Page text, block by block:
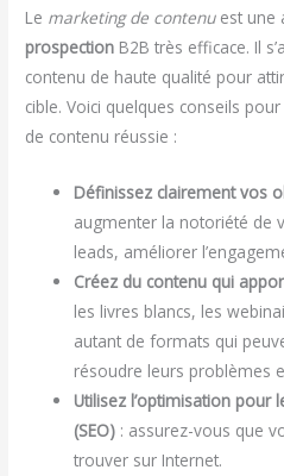
Le marketing de contenuest une
prospection B2B très efficace. Il
contenu de haute qualité pour
cible. Voici quelques conseils
de contenu réussie :
Définissez clairement vos
augmenter la notoriété de
leads, améliorer
Créez du contenu qui
les livres blancs, les
autant de formats qui
résoudre leurs problèmes
Utilisez l’optimisation pour
(SEO) : assurez-vous que
trouver sur Internet.